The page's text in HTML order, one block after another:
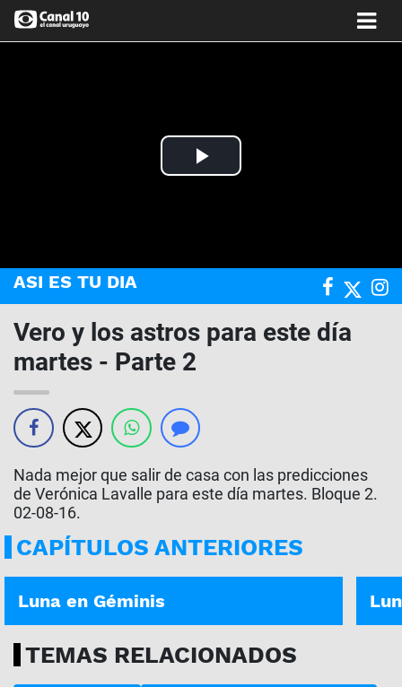
Play
ASI ES TU DIA
Vero y los astros para este día
martes - Parte 2
Nada mejor que salir de casa con las predicciones
de Verónica Lavalle para este día martes. Bloque 2.
02-08-16.
CAPÍTULOS ANTERIORES
ASÍ ES TU DÍA | 07-08-2026
Luna en Géminis
TEMAS RELACIONADOS